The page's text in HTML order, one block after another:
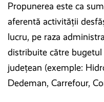
Propunerea este ca
aferentă activității
lucru, pe raza
distribuite către
județean (exemple:
Dedeman, Carrefour,